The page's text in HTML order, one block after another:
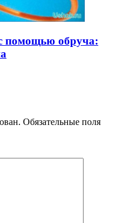
помощью обруча:
Обязательные поля